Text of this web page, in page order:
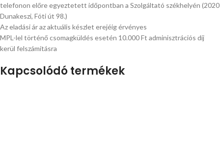
telefonon előre egyeztetett időpontban a Szolgáltató székhelyén (2020
Dunakeszi, Fóti út 98.)
Az eladási ár az aktuális készlet erejéig érvényes
MPL-lel történő csomagküldés esetén 10.000 Ft adminisztrációs díj
kerül felszámításra
Kapcsolódó termékek